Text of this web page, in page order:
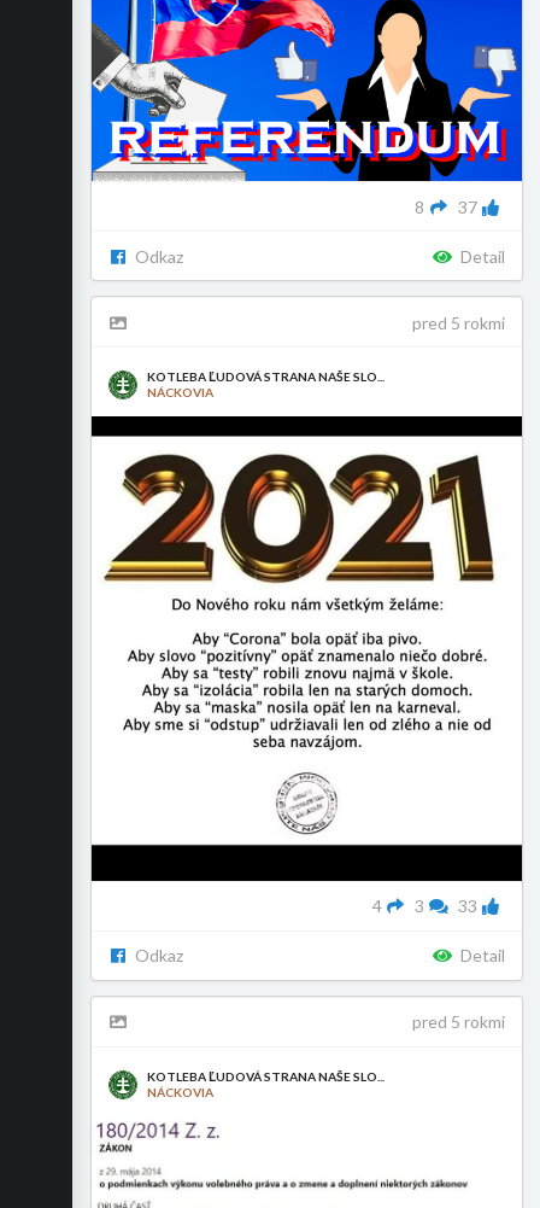
37
8
Odkaz Detail
pred 5 rokmi
KOTLEBA ĽUDOVÁ STRANA NAŠE SLO...
NÁCKOVIA
33
3
4
Odkaz Detail
pred 5 rokmi
KOTLEBA ĽUDOVÁ STRANA NAŠE SLO...
NÁCKOVIA